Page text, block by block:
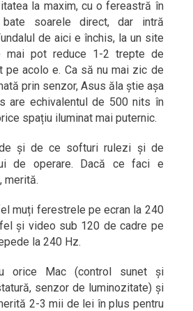
la maxim, cu o fereastră în
soarele direct, dar intră
de aici e închis, la un site
mai pot reduce 1-2 trepte de
pe acolo e. Ca să nu mai zic de
prin senzor, Asus ăla știe așa
are echivalentul de 500 nits în
spațiu iluminat mai puternic.
și de ce softuri rulezi și de
de operare. Dacă ce faci e
merită.
muți ferestrele pe ecran la 240
și video sub 120 de cadre pe
la 240 Hz.
orice Mac (control sunet și
senzor de luminozitate) și
2-3 mii de lei în plus pentru